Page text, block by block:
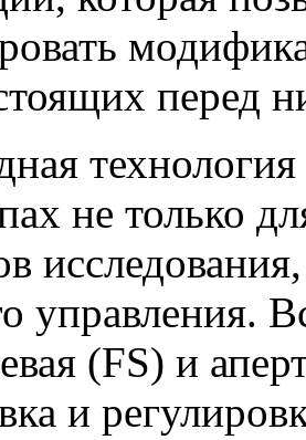
перед
не только
управления.
(FS) и
и